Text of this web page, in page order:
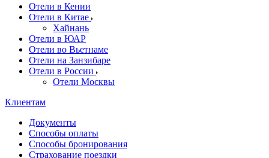
Отели в Кении
Отели в Китае
Хайнань
Отели в ЮАР
Отели во Вьетнаме
Отели на Занзибаре
Отели в России
Отели Москвы
Клиентам
Документы
Способы оплаты
Способы бронирования
Страхование поездки